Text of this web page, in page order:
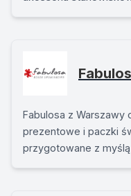
Fabulosa z
prezentowe i paczki
przygotowane z